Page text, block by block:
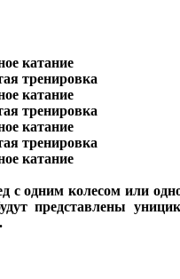
катание
тренировка
катание
тренировка
катание
тренировка
катание
с одним колесом или
представлены